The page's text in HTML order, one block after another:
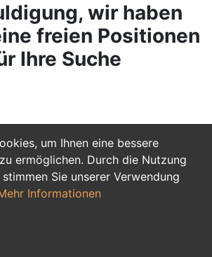
um Ihnen eine bessere
ermöglichen. Durch die Nutzung
Sie unserer Verwendung
Informationen
wir haben
freien Positionen
Ihre Suche